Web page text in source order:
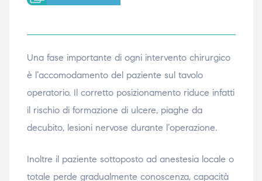
Una fase importante di ogni intervento chirurgico
è l’accomodamento del paziente sul tavolo
operatorio. Il corretto posizionamento riduce infatti
il rischio di formazione di ulcere, piaghe da
decubito, lesioni nervose durante l’operazione.
Inoltre il paziente sottoposto ad anestesia locale o
totale perde gradualmente conoscenza, capacità